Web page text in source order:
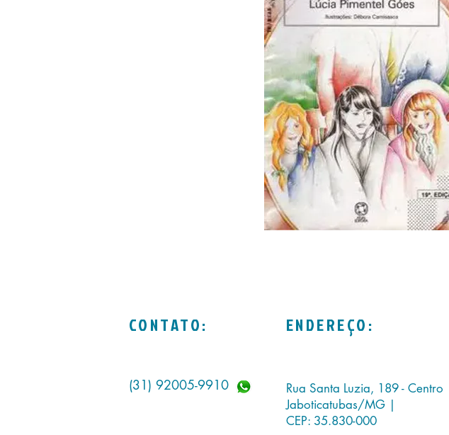
CONTATO: ENDEREÇO:
(31) 92005-9910
Rua Santa Luzia, 189 - Centro
Jaboticatubas/MG |
CEP: 35.830-000